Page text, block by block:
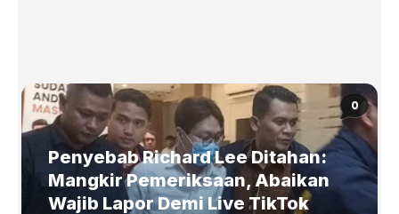
0
Penyebab Richard Lee Ditahan:
Mangkir Pemeriksaan, Abaikan
Wajib Lapor Demi Live TikTok